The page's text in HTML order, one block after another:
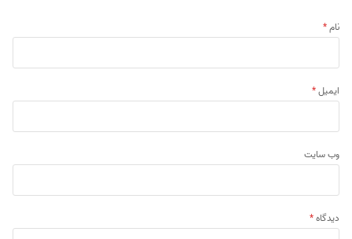
نام*
ایمیل*
وب‌ سایت
دیدگاه*